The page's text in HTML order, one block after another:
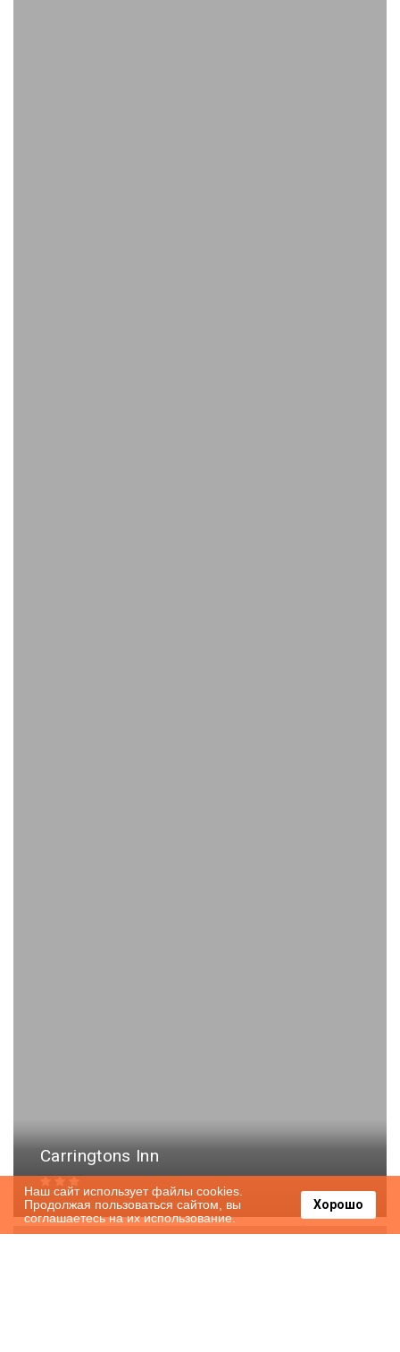
Carringtons Inn
Наш сайт использует файлы cookies.
Продолжая пользоваться сайтом, вы
соглашаетесь на их использование.
Хорошо